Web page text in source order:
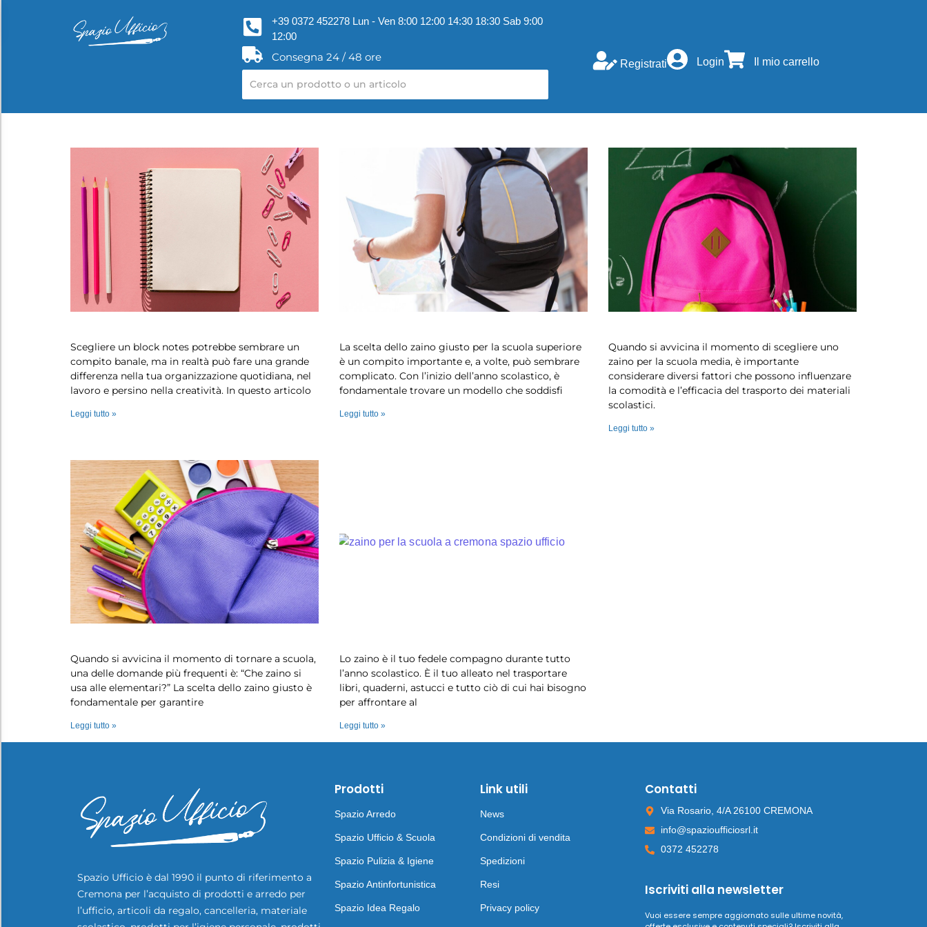
+39 0372 452278 Lun - Ven 8:00 12:00 14:30 18:30 Sab 9:00
12:00
Consegna 24 / 48 ore
Registrati Login Il mio carrello
Scegliere un block notes potrebbe sembrare un
compito banale, ma in realtà può fare una grande
differenza nella tua organizzazione quotidiana, nel
lavoro e persino nella creatività. In questo articolo
Leggi tutto »
La scelta dello zaino giusto per la scuola superiore
è un compito importante e, a volte, può sembrare
complicato. Con l’inizio dell’anno scolastico, è
fondamentale trovare un modello che soddisfi
Leggi tutto »
Quando si avvicina il momento di scegliere uno
zaino per la scuola media, è importante
considerare diversi fattori che possono influenzare
la comodità e l’efficacia del trasporto dei materiali
scolastici.
Leggi tutto »
Quando si avvicina il momento di tornare a scuola,
una delle domande più frequenti è: “Che zaino si
usa alle elementari?” La scelta dello zaino giusto è
fondamentale per garantire
Leggi tutto »
Lo zaino è il tuo fedele compagno durante tutto
l’anno scolastico. È il tuo alleato nel trasportare
libri, quaderni, astucci e tutto ciò di cui hai bisogno
per affrontare al
Leggi tutto »
Spazio Ufficio è dal 1990 il punto di riferimento a
Cremona per l’acquisto di prodotti e arredo per
l’ufficio, articoli da regalo, cancelleria, materiale
Prodotti
Spazio Arredo
Spazio Ufficio & Scuola
Spazio Pulizia & Igiene
Spazio Antinfortunistica
Spazio Idea Regalo
Link utili
News
Condizioni di vendita
Spedizioni
Resi
Privacy policy
Contatti
Via Rosario, 4/A 26100 CREMONA
info@spazioufficiosrl.it
0372 452278
Iscriviti alla newsletter
Vuoi essere sempre aggiornato sulle ultime novità,